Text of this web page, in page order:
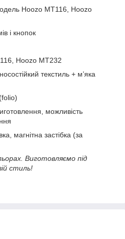
Hoozo MT116, Hoozo
і кнопок
Hoozo MT232
текстиль + м’яка
можливість
магнітна застібка (за
Виготовляємо під
стиль!